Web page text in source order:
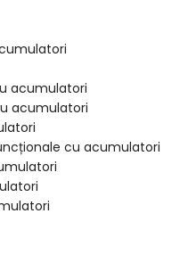
acumulatori
acumulatori
cu acumulatori